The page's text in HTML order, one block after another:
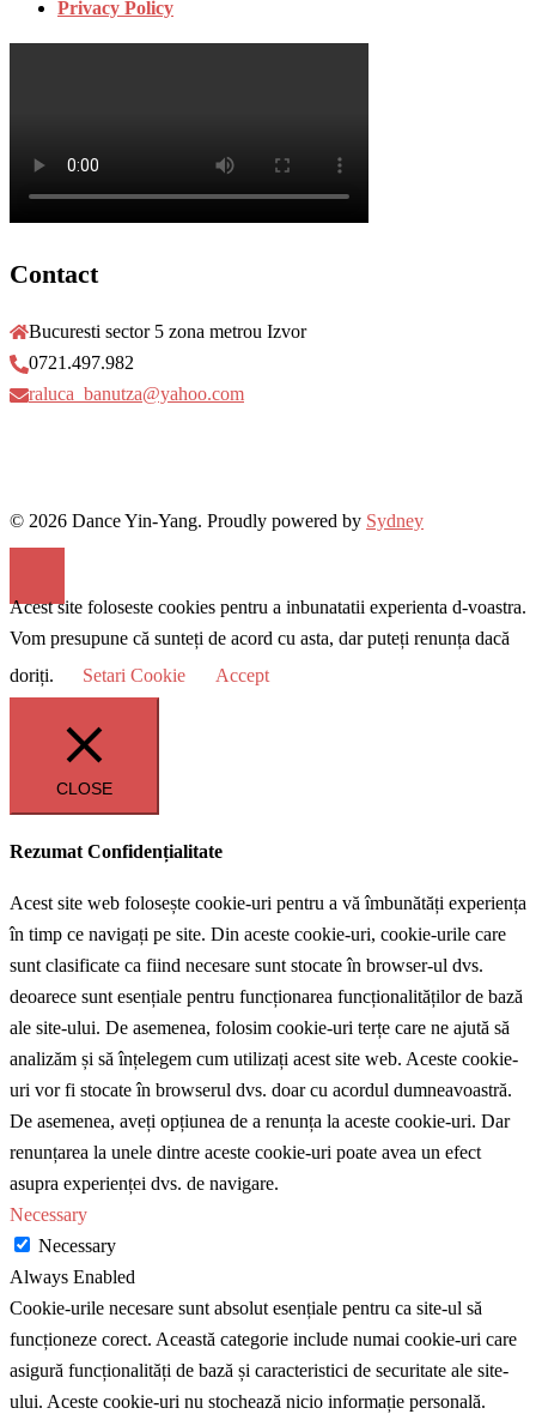
Privacy Policy
Contact
Bucuresti sector 5 zona metrou Izvor
0721.497.982
raluca_banutza@yahoo.com
© 2026 Dance Yin-Yang. Proudly powered by Sydney
Acest site foloseste cookies pentru a inbunatatii experienta d-voastra.
Vom presupune că sunteți de acord cu asta, dar puteți renunța dacă
doriți.
Setari Cookie Accept
CLOSE
Rezumat Confidențialitate
Acest site web folosește cookie-uri pentru a vă îmbunătăți experiența
în timp ce navigați pe site. Din aceste cookie-uri, cookie-urile care
sunt clasificate ca fiind necesare sunt stocate în browser-ul dvs.
deoarece sunt esențiale pentru funcționarea funcționalităților de bază
ale site-ului. De asemenea, folosim cookie-uri terțe care ne ajută să
analizăm și să înțelegem cum utilizați acest site web. Aceste cookie-
uri vor fi stocate în browserul dvs. doar cu acordul dumneavoastră.
De asemenea, aveți opțiunea de a renunța la aceste cookie-uri. Dar
renunțarea la unele dintre aceste cookie-uri poate avea un efect
asupra experienței dvs. de navigare.
Necessary
Necessary
Always Enabled
Cookie-urile necesare sunt absolut esențiale pentru ca site-ul să
funcționeze corect. Această categorie include numai cookie-uri care
asigură funcționalități de bază și caracteristici de securitate ale site-
ului. Aceste cookie-uri nu stochează nicio informație personală.